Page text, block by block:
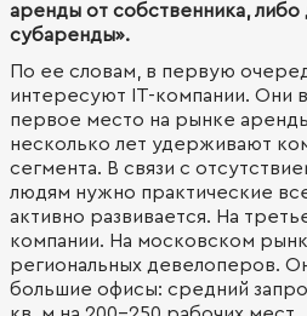
аренды от собственника, либо
субаренды».
По ее словам, в первую
интересуют IT-компании. Они
первое место на рынке
несколько лет удерживают
сегмента. В связи с
людям нужно практические
активно развивается. На
компании. На московском
региональных девелоперов.
большие офисы: средний